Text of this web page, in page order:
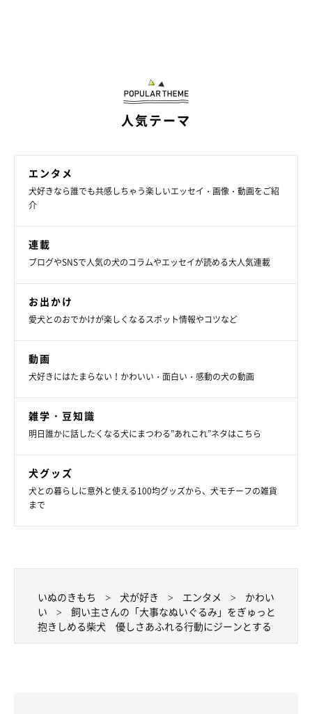
人気テーマ
エンタメ
犬好きなら誰でも共感しちゃう楽しいエッセイ・画像・動画をご紹
介
連載
ブログやSNSで人気の犬のコラムやエッセイが読める大人気連載
お出かけ
愛犬とのおでかけが楽しくなるスポット情報やコツなど
動画
犬好きにはたまらない！かわいい・面白い・感動の犬の動画
雑学・豆知識
明日誰かに話したくなる犬にまつわる”あれこれ”ネタはこちら
犬グッズ
犬との暮らしに意外と使える100均グッズから、犬モチーフの雑貨
まで
いぬのきもち 犬が好き エンタメ
かわい
い
飼い主さんの「大事なぬいぐるみ」をぎゅっと
抱きしめる柴犬 優しさあふれる行動にジーンとする